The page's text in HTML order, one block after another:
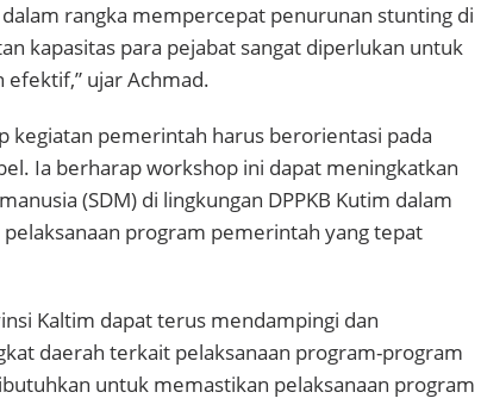
rangka mempercepat penurunan stunting di
kapasitas para pejabat sangat diperlukan untuk
ujar Achmad.
kegiatan pemerintah harus berorientasi pada
Ia berharap workshop ini dapat meningkatkan
(SDM) di lingkungan DPPKB Kutim dalam
program pemerintah yang tepat
Kaltim dapat terus mendampingi dan
daerah terkait pelaksanaan program-program
untuk memastikan pelaksanaan program